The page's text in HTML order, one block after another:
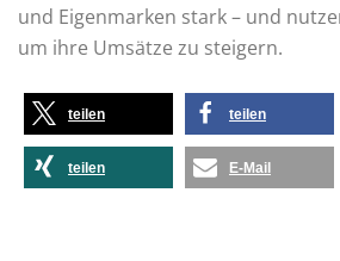
und Eigenmarken stark – und
um ihre Umsätze zu steigern.
teilen teilen
teilen E-Mail